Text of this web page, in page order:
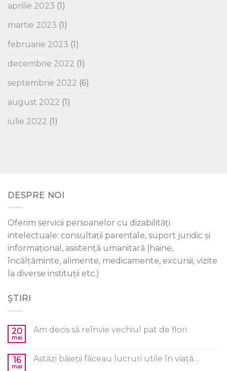
aprilie 2023 (1)
martie 2023 (1)
februarie 2023 (1)
decembrie 2022 (1)
septembrie 2022 (6)
august 2022 (1)
iulie 2022 (1)
DESPRE NOI
Oferim servicii persoanelor cu dizabilități
intelectuale: consultații parentale, suport juridic și
informațional, asistență umanitară (haine,
încălțăminte, alimente, medicamente, excursii, vizite
la diverse instituții etc.)
ȘTIRI
20
mai
Am decis să reînvie vechiul pat de flori
16
mai
Astăzi băieții făceau lucruri utile în viață…